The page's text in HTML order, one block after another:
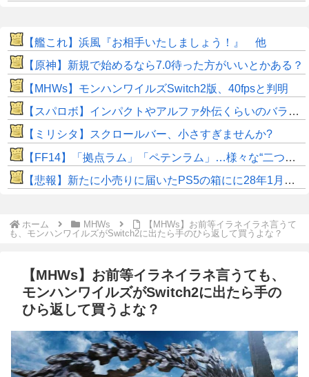
【艦これ】浜風『お相手いたしましょう！』 他
【原神】新規で始めるなら7.0待った方がいいとかある？
【MHWs】モンハンワイルズSwitch2版、40fpsと判明
【スパロボ】インパクトやアルファ外伝くらいのバランス求む！！ → インパクトも最終的にはコアブースターで雑魚は一撃で倒せてたけどね
【ミリシタ】スクロールバー、小さすぎませんか?
【FF14】「拠点ラム」「ペテンラム」…様々な“二つ名”を持つ男、アシエンケテンラムさんの魅力に迫る【イケオジ】
【悲報】新たに小売りに届いたPS5の箱にに28年1月に物理ディスク終了しますとの記載が入る
ホーム MHWs
【MHWs】お前等イラネイラネ言うて
も、モンハンワイルズがSwitch2に出たら手のひら返して買うよな？
【MHWs】お前等イラネイラネ言うても、
モンハンワイルズがSwitch2に出たら手の
ひら返して買うよな？